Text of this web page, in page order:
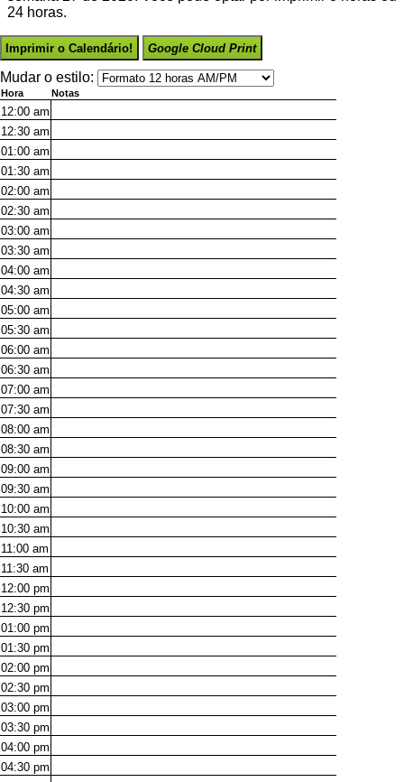
24 horas.
Imprimir o Calendário! Google Cloud Print
Mudar o estilo:
Hora Notas
12:00 am
12:30 am
01:00 am
01:30 am
02:00 am
02:30 am
03:00 am
03:30 am
04:00 am
04:30 am
05:00 am
05:30 am
06:00 am
06:30 am
07:00 am
07:30 am
08:00 am
08:30 am
09:00 am
09:30 am
10:00 am
10:30 am
11:00 am
11:30 am
12:00 pm
12:30 pm
01:00 pm
01:30 pm
02:00 pm
02:30 pm
03:00 pm
03:30 pm
04:00 pm
04:30 pm